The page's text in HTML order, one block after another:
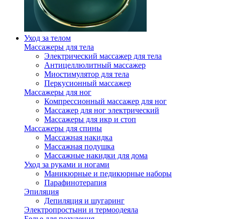
Уход за телом
Массажеры для тела
Электрический массажер для тела
Антицеллюлитный массажер
Миостимулятор для тела
Перкусионный массажер
Массажеры для ног
Компрессионный массажер для ног
Массажер для ног электрический
Массажеры для икр и стоп
Массажеры для спины
Массажная накидка
Массажная подушка
Массажные накидки для дома
Уход за руками и ногами
Маникюрные и педикюрные наборы
Парафинотерапия
Эпиляция
Депиляция и шугаринг
Электропростыни и термоодеяла